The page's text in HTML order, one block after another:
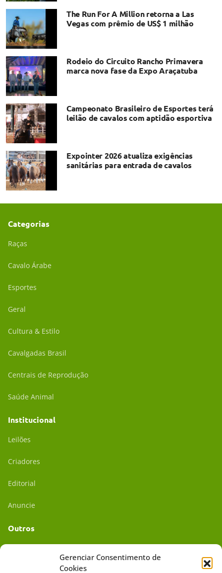
Gerenciar Consentimento de
Cookies
The Run For A Million retorna a Las
Vegas com prêmio de US$ 1 milhão
Rodeio do Circuito Rancho Primavera
marca nova fase da Expo Araçatuba
Campeonato Brasileiro de Esportes terá
leilão de cavalos com aptidão esportiva
Expointer 2026 atualiza exigências
sanitárias para entrada de cavalos
Categorias
Raças
Cavalo Árabe
Esportes
Geral
Cultura & Estilo
Cavalgadas Brasil
Centrais de Reprodução
Saúde Animal
Institucional
Leilões
Criadores
Editorial
Anuncie
Outros